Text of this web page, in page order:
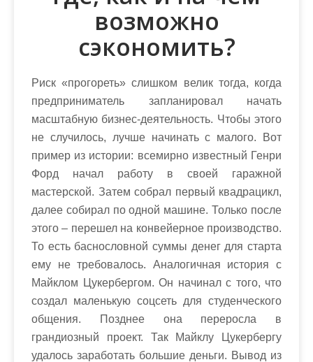
возможно
сэкономить?
Риск «прогореть» слишком велик тогда, когда
предприниматель запланировал начать
масштабную бизнес-деятельность. Чтобы этого
не случилось, лучше начинать с малого. Вот
пример из истории: всемирно известный Генри
Форд начал работу в своей гаражной
мастерской. Затем собрал первый квадрацикл,
далее собирал по одной машине. Только после
этого – перешел на конвейерное производство.
То есть баснословной суммы денег для старта
ему не требовалось. Аналогичная история с
Майклом Цукербергом. Он начинал с того, что
создал маленькую соцсеть для студенческого
общения. Позднее она переросла в
грандиозный проект. Так Майклу Цукербергу
удалось заработать большие деньги. Вывод из